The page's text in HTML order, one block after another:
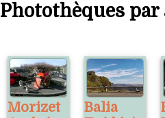
Photothèques
Morizet
Balia